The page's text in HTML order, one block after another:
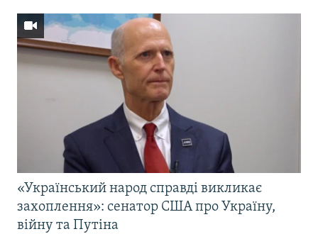
«Український народ справді викликає
захоплення»: сенатор США про Україну,
війну та Путіна